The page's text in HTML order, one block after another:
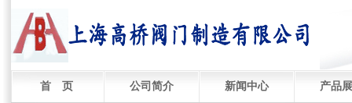
首 页 公司简介 新闻中心 产品